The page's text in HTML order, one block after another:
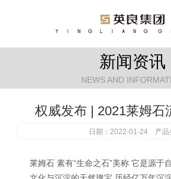
新闻资讯
NEWS AND
权威发布 | 2021莱姆石
日期：2022-01-24 产品
莱姆石 素有“生命之石”美称 它是源于